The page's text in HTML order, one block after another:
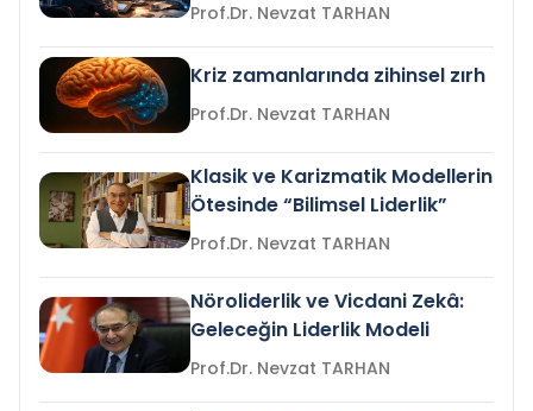
Prof.Dr. Nevzat TARHAN
Kriz zamanlarında zihinsel zırh
Prof.Dr. Nevzat TARHAN
Klasik ve Karizmatik Modellerin
Ötesinde “Bilimsel Liderlik”
Prof.Dr. Nevzat TARHAN
Nöroliderlik ve Vicdani Zekâ:
Geleceğin Liderlik Modeli
Prof.Dr. Nevzat TARHAN